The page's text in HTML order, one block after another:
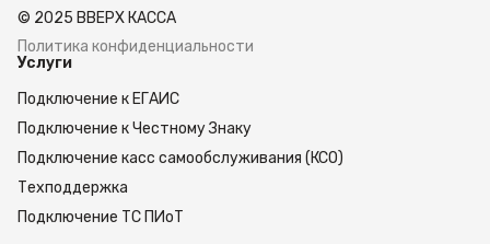
© 2025 ВВЕРХ КАССА
Политика конфиденциальности
Услуги
Подключение к ЕГАИС
Подключение к Честному Знаку
Подключение касс самообслуживания (КСО)
Техподдержка
Подключение ТС ПИоТ